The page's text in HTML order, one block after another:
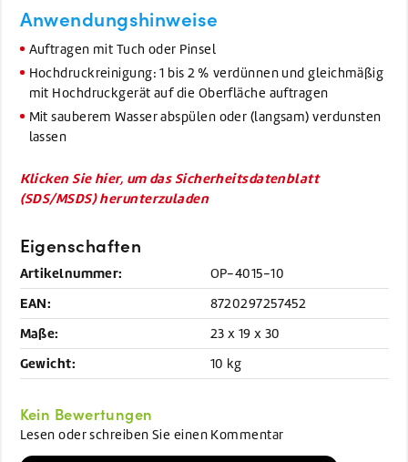
Anwendungshinweise
Auftragen mit Tuch oder Pinsel
Hochdruckreinigung: 1 bis 2 % verdünnen und gleichmäßig
mit Hochdruckgerät auf die Oberfläche auftragen
Mit sauberem Wasser abspülen oder (langsam) verdunsten
lassen
Klicken Sie hier, um das Sicherheitsdatenblatt
(SDS/MSDS) herunterzuladen
Eigenschaften
Artikelnummer: OP-4015-10
EAN: 8720297257452
Maße: 23 x 19 x 30
Gewicht: 10 kg
Kein Bewertungen
Lesen oder schreiben Sie einen Kommentar